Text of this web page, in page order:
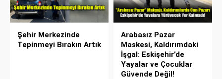
Şehir Merkezinde
Tepinmeyi Bırakın Artık
Arabasız Pazar
Maskesi, Kaldırımdaki
İşgal: Eskişehir’de
Yayalar ve Çocuklar
Güvende Değil!